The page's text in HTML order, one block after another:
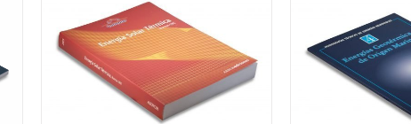
AÑADIR AL CARRITO
/
DETALLES